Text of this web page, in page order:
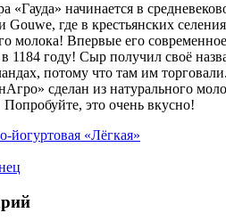
«Гауда» начинается в
Gouwe, где в крестьянских
молока! Впервые его современное
1184 году! Сыр получил своё
потому что там им
сделан из натурального
это очень вкусно!
йогуртовая «Лёгкая»